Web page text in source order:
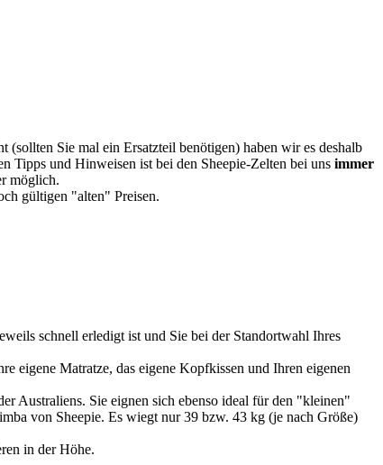
(sollten Sie mal ein Ersatzteil benötigen) haben wir es deshalb
Tipps und Hinweisen ist bei den Sheepie-Zelten bei uns immer
möglich.
gültigen "alten" Preisen.
schnell erledigt ist und Sie bei der Standortwahl Ihres
eigene Matratze, das eigene Kopfkissen und Ihren eigenen
Australiens. Sie eignen sich ebenso ideal für den "kleinen"
von Sheepie. Es wiegt nur 39 bzw. 43 kg (je nach Größe)
in der Höhe.